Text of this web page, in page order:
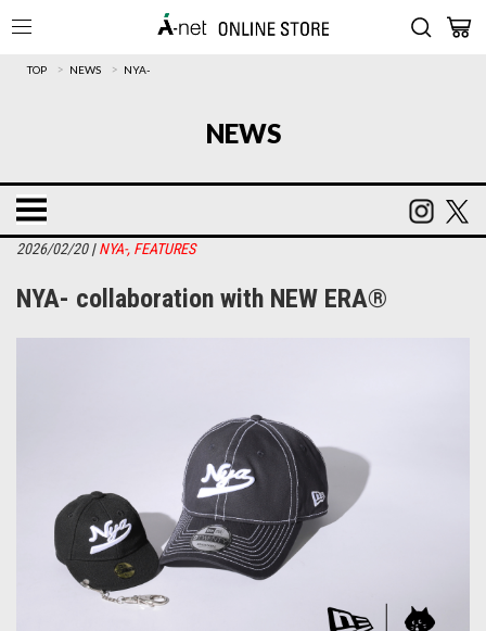
TOP > NEWS > NYA-
NEWS
2026/02/20|NYA-, FEATURES
NYA- collaboration with NEW ERA®